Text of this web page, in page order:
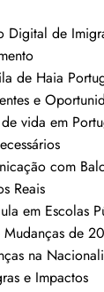
Digital de
de Haia
e
vida em
com
Reais
em Escolas
Mudanças de
na
e Impactos